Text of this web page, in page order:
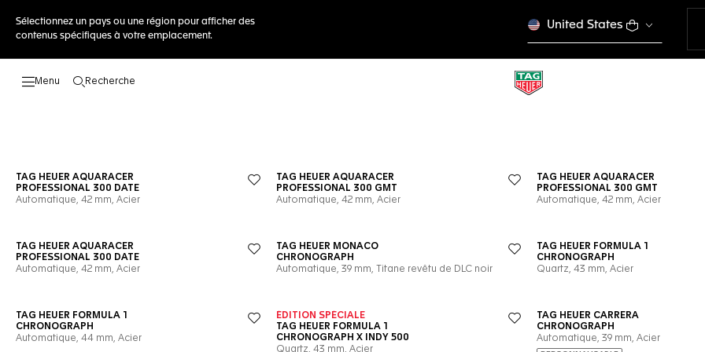
Sélectionnez un pays ou une région pour afficher des
contenus spécifiques à votre emplacement.
United States
Recherche